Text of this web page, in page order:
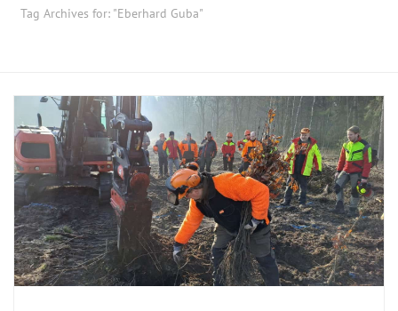
Tag Archives for: "Eberhard Guba"